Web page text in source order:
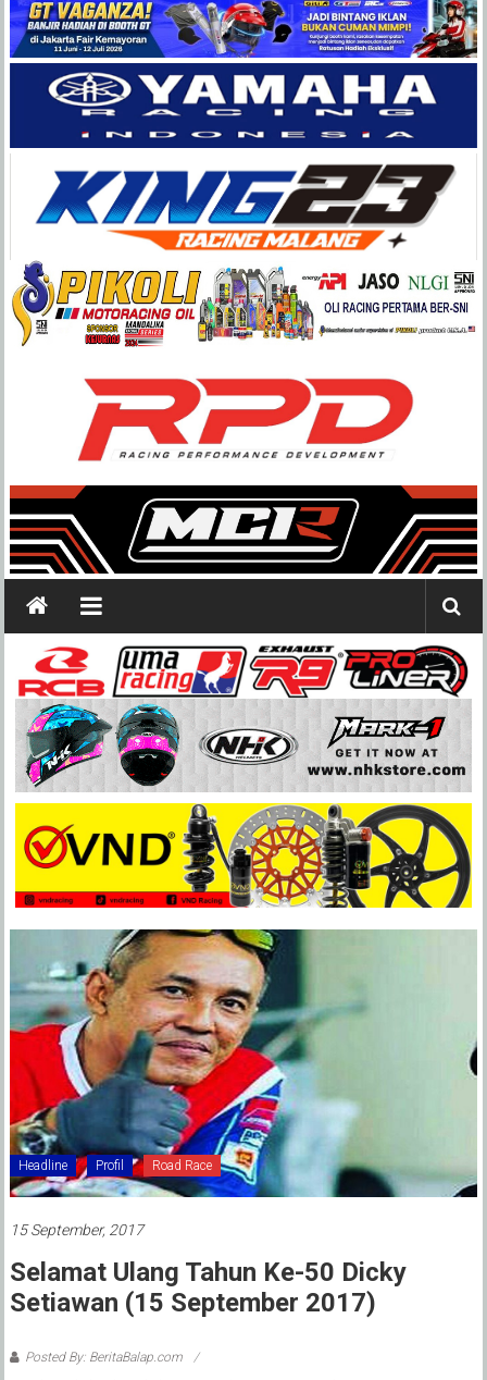
Balap
Paling
Lengkap
Headline Profil Road Race
15 September, 2017
Selamat Ulang Tahun Ke-50 Dicky
Setiawan (15 September 2017)
Posted By: BeritaBalap.com